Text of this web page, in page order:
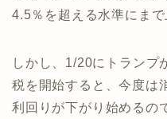
4.5％を超える水準にまで
しかし、1/20にトランプ
税を開始すると、今度は
利回りが下がり始めるの